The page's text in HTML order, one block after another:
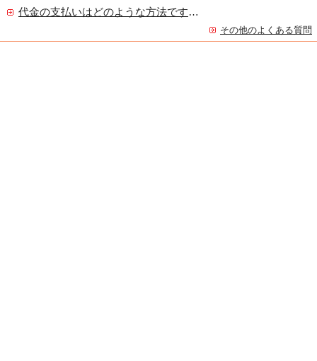
代金の支払いはどのような方法ですか？
その他のよくある質問